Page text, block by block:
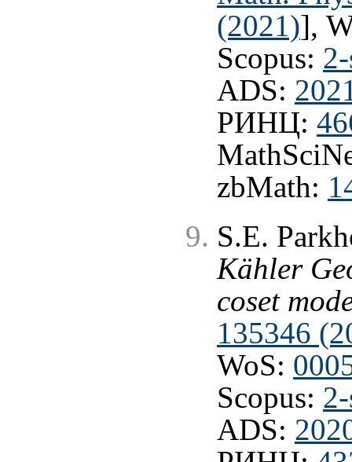
(2021)],
Scopus:
ADS:
РИНЦ:
zbMath:
S.E.
Kähler
coset
135346
WoS:
Scopus:
ADS: